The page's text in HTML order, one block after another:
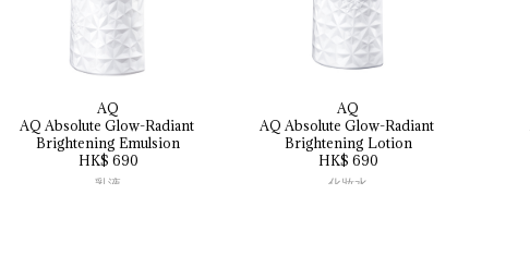
AQ
AQ Absolute Glow-Radiant
Brightening Emulsion
HK$ 690
乳液
AQ
AQ Absolute Glow-Radiant
Brightening Lotion
HK$ 690
化妝水